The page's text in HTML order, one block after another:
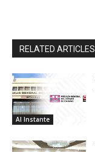
RELATED ARTICLES
Al Instante